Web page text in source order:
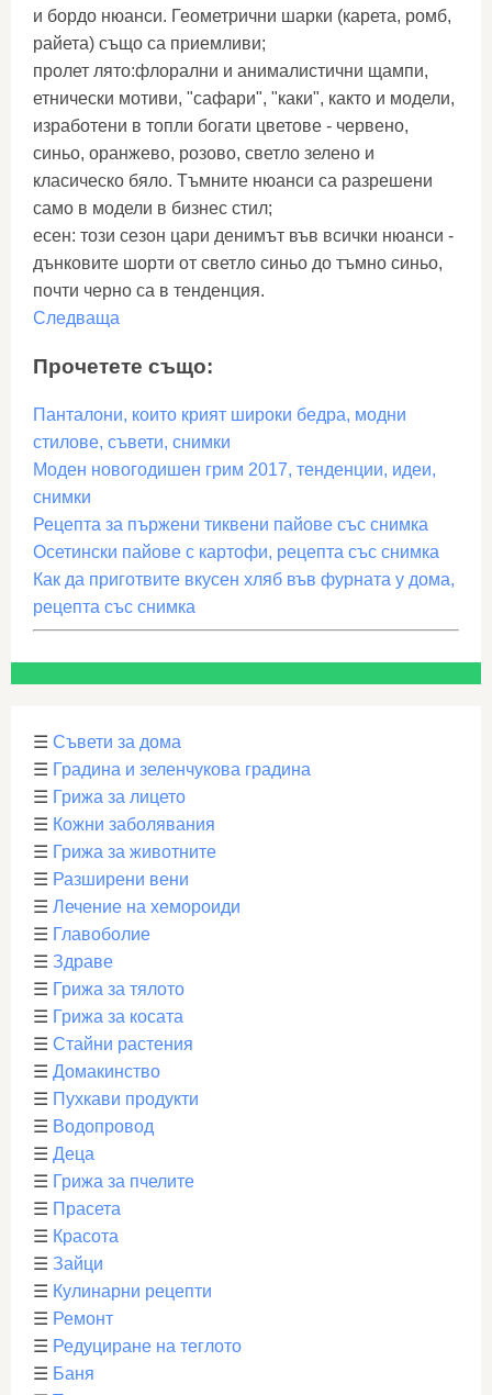
и бордо нюанси. Геометрични шарки (карета, ромб,
райета) също са приемливи;
пролет лято:флорални и анималистични щампи,
етнически мотиви, "сафари", "каки", както и модели,
изработени в топли богати цветове - червено,
синьо, оранжево, розово, светло зелено и
класическо бяло. Тъмните нюанси са разрешени
само в модели в бизнес стил;
есен: този сезон цари денимът във всички нюанси -
дънковите шорти от светло синьо до тъмно синьо,
почти черно са в тенденция.
Следваща
Прочетете също:
Панталони, които крият широки бедра, модни
стилове, съвети, снимки
Моден новогодишен грим 2017, тенденции, идеи,
снимки
Рецепта за пържени тиквени пайове със снимка
Осетински пайове с картофи, рецепта със снимка
Как да приготвите вкусен хляб във фурната у дома,
рецепта със снимка
☰ Съвети за дома
☰ Градина и зеленчукова градина
☰ Грижа за лицето
☰ Кожни заболявания
☰ Грижа за животните
☰ Разширени вени
☰ Лечение на хемороиди
☰ Главоболие
☰ Здраве
☰ Грижа за тялото
☰ Грижа за косата
☰ Стайни растения
☰ Домакинство
☰ Пухкави продукти
☰ Водопровод
☰ Деца
☰ Грижа за пчелите
☰ Прасета
☰ Красота
☰ Зайци
☰ Кулинарни рецепти
☰ Ремонт
☰ Редуциране на теглото
☰ Баня